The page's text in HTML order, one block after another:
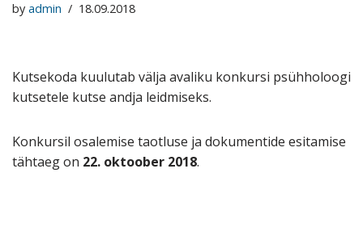
by admin 18.09.2018
Kutsekoda kuulutab välja avaliku konkursi psühholoogi
kutsetele kutse andja leidmiseks.
Konkursil osalemise taotluse ja dokumentide esitamise
tähtaeg on 22. oktoober 2018.